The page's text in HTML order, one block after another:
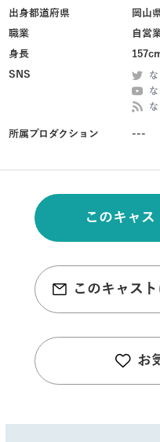
出身都道府県
岡山
職業
自営
身長
SNS
な
な
な
所属プロダクション ---
このキャス
このキャス
お